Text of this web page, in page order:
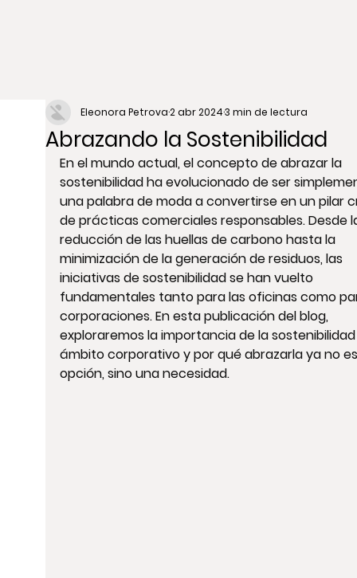
Abrazando la Sostenibilidad
Eleonora Petrova2 abr 20243 min de lectura
En el mundo actual, el concepto de abrazar la
sostenibilidad ha evolucionado de ser
una palabra de moda a convertirse en un pilar
de prácticas comerciales responsables. Desde
reducción de las huellas de carbono hasta la
minimización de la generación de residuos, las
iniciativas de sostenibilidad se han vuelto
fundamentales tanto para las oficinas como
corporaciones. En esta publicación del blog,
exploraremos la importancia de la
ámbito corporativo y por qué abrazarla ya no
opción, sino una necesidad.